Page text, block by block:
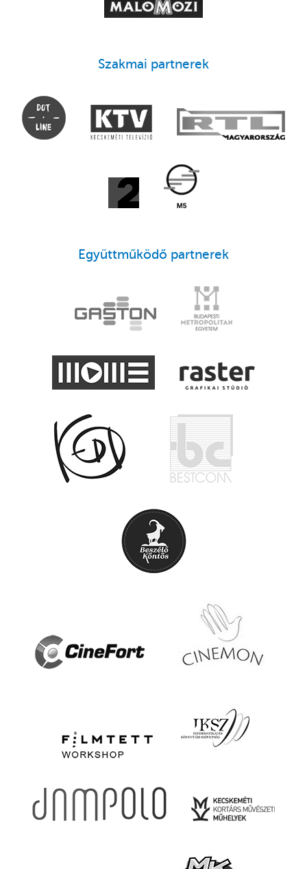
Szakmai partnerek
Együttműködő partnerek